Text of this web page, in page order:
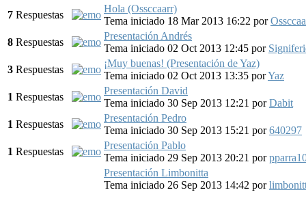
7 Respuestas
Hola (Ossccaarr)
Tema iniciado 18 Mar 2013 16:22 por
8 Respuestas
Presentación Andrés
Tema iniciado 02 Oct 2013 12:45 por
3 Respuestas
¡Muy buenas! (Presentación de Yaz)
Tema iniciado 02 Oct 2013 13:35 porYaz
1 Respuestas
Presentación David
Tema iniciado 30 Sep 2013 12:21 porDabit
1 Respuestas
Presentación Pedro
Tema iniciado 30 Sep 2013 15:21 por640297
1 Respuestas
Presentación Pablo
Tema iniciado 29 Sep 2013 20:21 por
Presentación Limbonitta
Tema iniciado 26 Sep 2013 14:42 por